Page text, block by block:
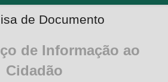
de Documento
de Informação ao
Cidadão